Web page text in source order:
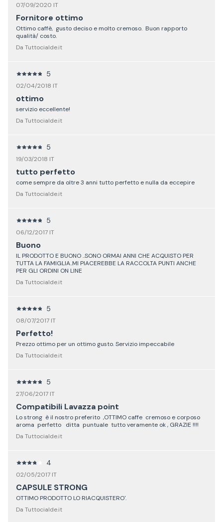
07/09/2020 IT
Fornitore ottimo
Ottimo caffè, gusto deciso e molto cremoso. Buon rapporto
qualità/ costo.
Da Tuttocialde.it
5
02/04/2018 IT
ottimo
servizio eccellente!
Da Tuttocialde.it
5
19/03/2018 IT
tutto perfetto
come sempre da oltre 3 anni tutto perfetto e nulla da eccepire
Da Tuttocialde.it
5
06/12/2017 IT
Buono
IL PRODOTTO E BUONO ..SONO ORMAI ANNI CHE ACQUISTO PER
TUTTA LA FAMIGLIA..MI PIACEREBBE LA RACCOLTA PUNTI ANCHE
PER GLI ORDINI ON LINE
Da Tuttocialde.it
5
08/07/2017 IT
Perfetto!
Prezzo ottimo per un ottimo gusto. Servizio impeccabile
Da Tuttocialde.it
5
27/06/2017 IT
Compatibili Lavazza point
Lo strong è il nostro preferito ,OTTIMO caffe cremoso e corposo
aroma perfetto ditta puntuale tutto veramente ok , GRAZIE !!!!
Da Tuttocialde.it
4
02/05/2017 IT
CAPSULE STRONG
OTTIMO PRODOTTO LO RIACQUISTERO'.
Da Tuttocialde.it